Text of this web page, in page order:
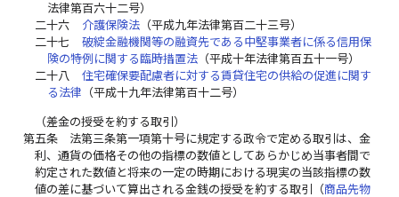
法律第百六十二号）
二十六
介護保険法（平成九年法律第百二十三号）
二十七
破綻金融機関等の融資先である中堅事業者に係る信用保
険の特例に関する臨時措置法（平成十年法律第百五十一号）
二十八
住宅確保要配慮者に対する賃貸住宅の供給の促進に関す
る法律 （平成十九年法律第百十二号）
（差金の授受を約する取引）
第五条
法第三条第一項第十号に規定する政令で定める取引は、金
利、通貨の価格その他の指標の数値としてあらかじめ当事者間で
約定された数値と将来の一定の時期における現実の当該指標の数
値の差に基づいて算出される金銭の授受を約する取引（商品先物